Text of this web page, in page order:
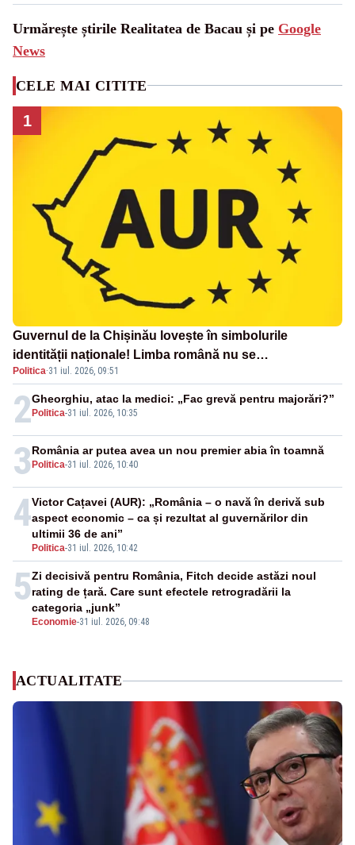
Urmărește știrile Realitatea de Bacau și pe Google
News
CELE MAI CITITE
1
Guvernul de la Chișinău lovește în simbolurile
identității naționale! Limba română nu se
economisește! Limba română se sărbătorește!
Politica·31 iul. 2026, 09:51
2 Politica-31 iul. 2026, 10:35
Gheorghiu, atac la medici: „Fac grevă pentru majorări?”
3 Politica-31 iul. 2026, 10:40
România ar putea avea un nou premier abia în toamnă
4
Politica-31 iul. 2026, 10:42
Victor Cațavei (AUR): „România – o navă în derivă sub
aspect economic – ca și rezultat al guvernărilor din
ultimii 36 de ani”
5
Economie-31 iul. 2026, 09:48
Zi decisivă pentru România, Fitch decide astăzi noul
rating de țară. Care sunt efectele retrogradării la
categoria „junk”
ACTUALITATE